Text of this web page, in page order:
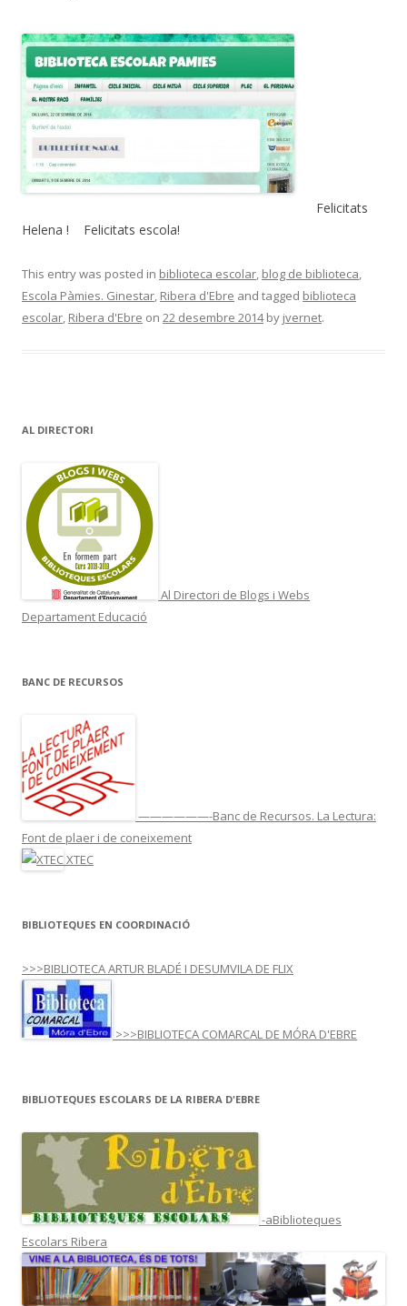
Felicitats
Helena ! Felicitats escola!
This entry was posted in biblioteca escolar, blog de biblioteca,
Escola Pàmies. Ginestar, Ribera d'Ebre and tagged biblioteca
escolar, Ribera d'Ebre on 22 desembre 2014by jvernet.
AL DIRECTORI
Al Directori de Blogs i Webs
Departament Educació
BANC DE RECURSOS
——————-Banc de Recursos. La Lectura:
Font de plaer i de coneixement
XTEC
BIBLIOTEQUES EN COORDINACIÓ
>>>BIBLIOTECA ARTUR BLADÉ I DESUMVILA DE FLIX
>>>BIBLIOTECA COMARCAL DE MÓRA D'EBRE
BIBLIOTEQUES ESCOLARS DE LA RIBERA D'EBRE
-aBiblioteques
Escolars Ribera